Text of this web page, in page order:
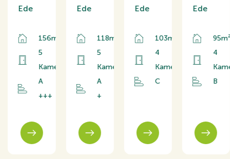
Ede
156m²
5
Kamers
A
+++
Ede
118m²
5
Kamers
A
+
Ede
103m²
4
Kamers
C
Ede
4
B